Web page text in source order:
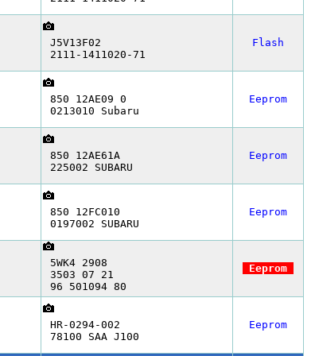
J5V13F02
2111-1411020-71
Flash
850 12AE09 0
0213010 Subaru
Eeprom
850 12AE61A
225002 SUBARU
Eeprom
850 12FC010
0197002 SUBARU
Eeprom
5WK4 2908
3503 07 21
96 501094 80
Eeprom
HR-0294-002
78100 SAA J100
Eeprom